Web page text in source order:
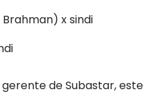
Brahman) x sindi
gerente de Subastar, este